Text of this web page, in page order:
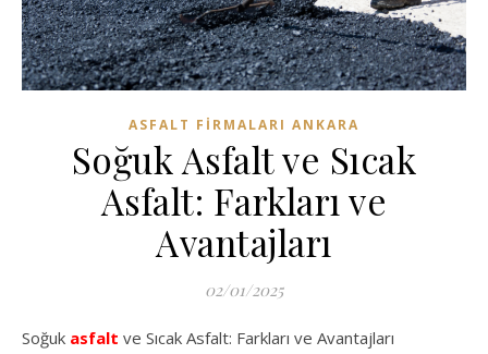
ASFALT FIRMALARI ANKARA
Soğuk Asfalt ve Sıcak
Asfalt: Farkları ve
Avantajları
02/01/2025
Soğuk asfalt ve Sıcak Asfalt: Farkları ve Avantajları